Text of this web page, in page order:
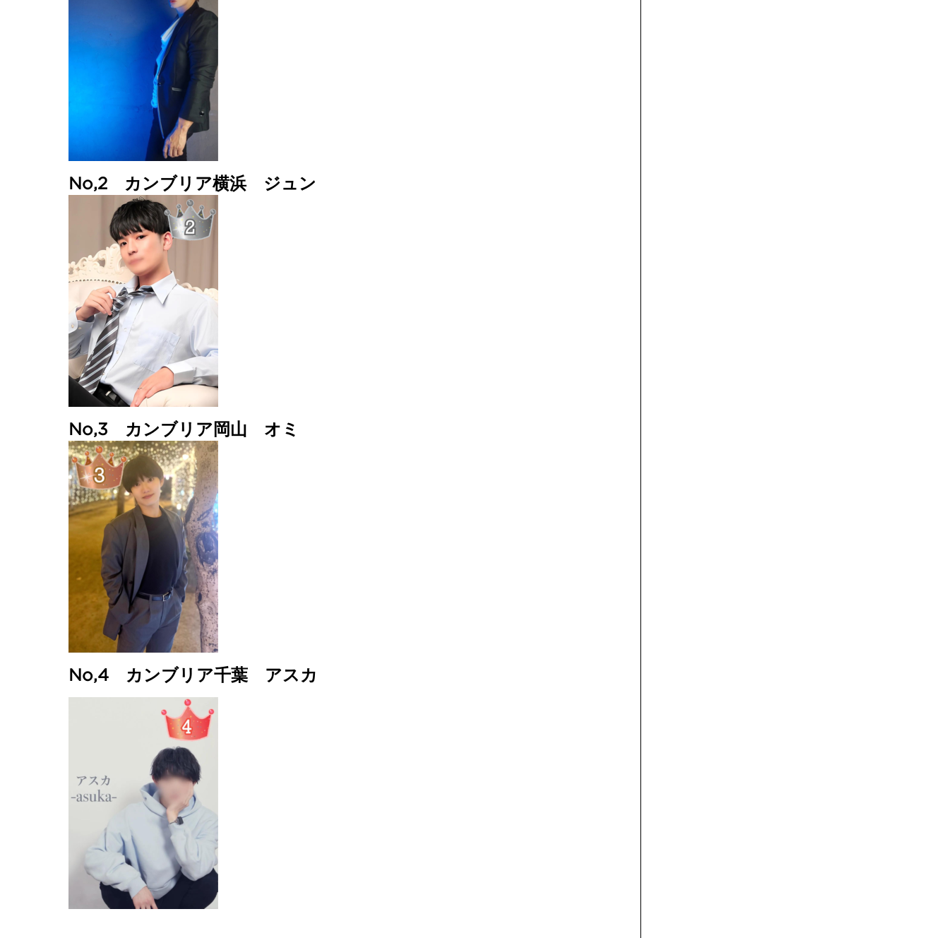
No,2 カンブリア横浜 ジュン
No,3 カンブリア岡山 オミ
No,4 カンブリア千葉 アスカ